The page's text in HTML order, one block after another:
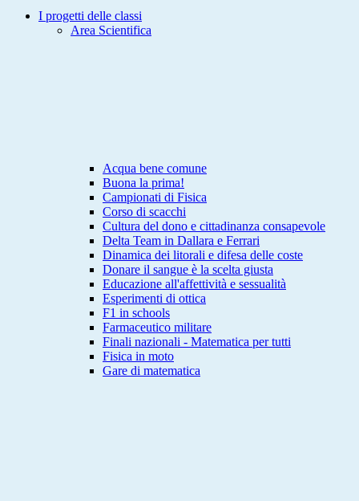
I progetti delle classi
Area Scientifica
Acqua bene comune
Buona la prima!
Campionati di Fisica
Corso di scacchi
Cultura del dono e cittadinanza consapevole
Delta Team in Dallara e Ferrari
Dinamica dei litorali e difesa delle coste
Donare il sangue è la scelta giusta
Educazione all'affettività e sessualità
Esperimenti di ottica
F1 in schools
Farmaceutico militare
Finali nazionali - Matematica per tutti
Fisica in moto
Gare di matematica